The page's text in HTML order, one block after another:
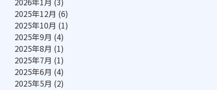
2025年12月 (6)
2025年10月 (1)
2025年9月 (4)
2025年8月 (1)
2025年7月 (1)
2025年6月 (4)
2025年5月 (2)